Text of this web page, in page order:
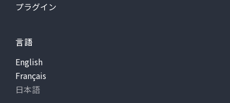
プラグイン
言語
English
Français
日本語